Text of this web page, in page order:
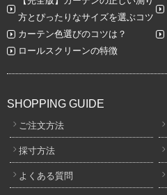
方とぴったりなサイズを選ぶコツ
カーテン色選びのコツは？
ロールスクリーンの特徴
SHOPPING GUIDE
ご注文方法
採寸方法
よくある質問